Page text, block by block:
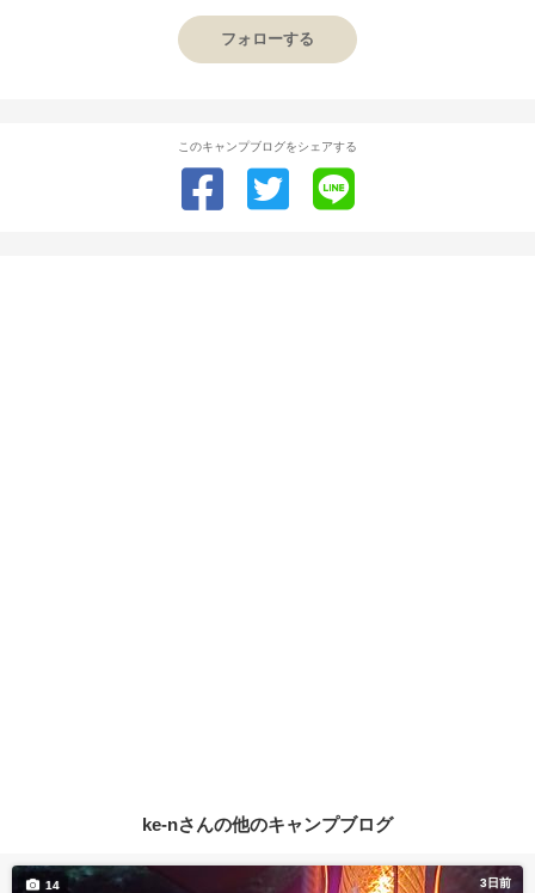
フォローする
このキャンプブログをシェアする
ke-nさんの他のキャンプブログ
3日前
14